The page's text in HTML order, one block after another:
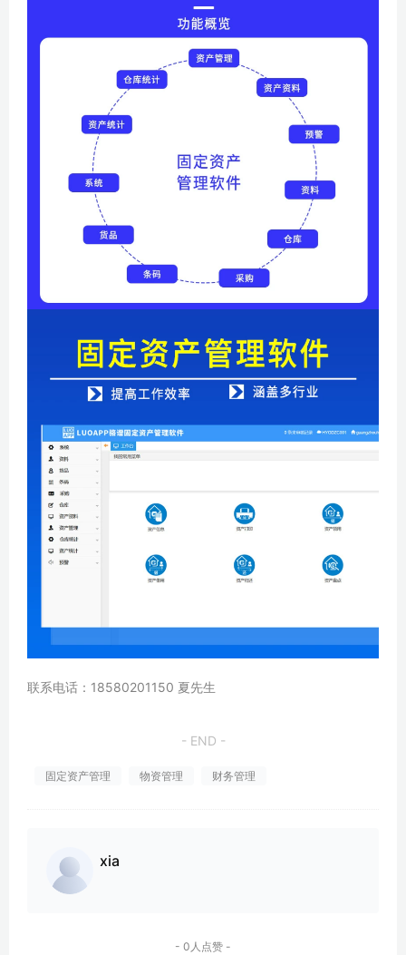
联系电话：18580201150 夏先生
- END -
固定资产管理 物资管理 财务管理
xia
- 0人点赞 -